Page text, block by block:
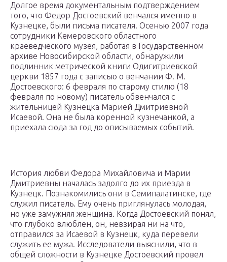
Долгое время документальным подтверждением
того, что Федор Достоевский венчался именно в
Кузнецке, были письма писателя. Осенью 2007 года
сотрудники Кемеровского областного
краеведческого музея, работая в Государственном
архиве Новосибирской области, обнаружили
подлинник метрической книги Одигитриевской
церкви 1857 года с записью о венчании Ф. М.
Достоевского: 6 февраля по старому стилю (18
февраля по новому) писатель обвенчался с
жительницей Кузнецка Марией Дмитриевной
Исаевой. Она не была коренной кузнечанкой, а
приехала сюда за год до описываемых событий.
История любви Федора Михайловича и Марии
Дмитриевны началась задолго до их приезда в
Кузнецк. Познакомились они в Семипалатинске, где
служил писатель. Ему очень приглянулась молодая,
но уже замужняя женщина. Когда Достоевский понял,
что глубоко влюблен, он, невзирая ни на что,
отправился за Исаевой в Кузнецк, куда перевели
служить ее мужа. Исследователи выяснили, что в
общей сложности в Кузнецке Достоевский провел